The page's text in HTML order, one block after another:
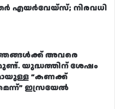
എയർവേയ്‌സ്; നിരവധി
അവരെ
യുദ്ധത്തിന് ശേഷം
“കണക്ക്
ഇസ്രയേൽ